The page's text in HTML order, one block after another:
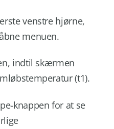
venstre hjørne,
menuen.
indtil skærmen
(t1).
knappen for at se